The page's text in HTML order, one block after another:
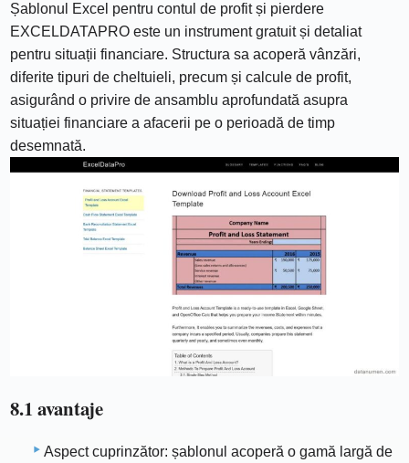
Șablonul Excel pentru contul de profit și pierdere
EXCELDATAPRO este un instrument gratuit și detaliat
pentru situații financiare. Structura sa acoperă vânzări,
diferite tipuri de cheltuieli, precum și calcule de profit,
asigurând o privire de ansamblu aprofundată asupra
situației financiare a afacerii pe o perioadă de timp
desemnată.
8.1 avantaje
Aspect cuprinzător: șablonul acoperă o gamă largă de